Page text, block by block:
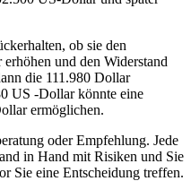
ob sie den
und den Widerstand
die 111.980 Dollar
US -Dollar könnte eine
ermöglichen.
oder Empfehlung. Jede
in Hand mit Risiken und Sie
Sie eine Entscheidung treffen.